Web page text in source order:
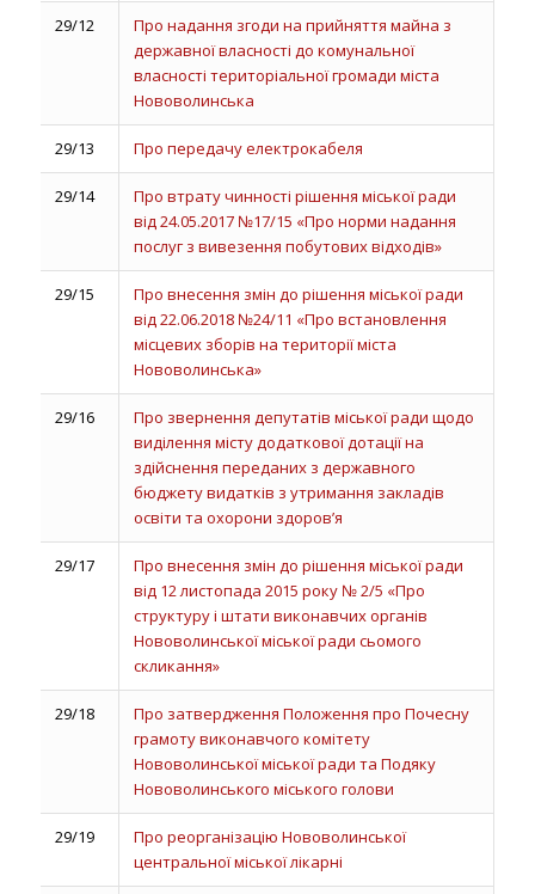
29/12
Про надання згоди на прийняття майна з
державної власності до комунальної
власності територіальної громади міста
Нововолинська
29/13 Про передачу електрокабеля
29/14
Про втрату чинності рішення міської ради
від 24.05.2017 №17/15 «Про норми надання
послуг з вивезення побутових відходів»
29/15
Про внесення змін до рішення міської ради
від 22.06.2018 №24/11 «Про встановлення
місцевих зборів на території міста
Нововолинська»
29/16
Про звернення депутатів міської ради щодо
виділення місту додаткової дотації на
здійснення переданих з державного
бюджету видатків з утримання закладів
освіти та охорони здоров’я
29/17
Про внесення змін до рішення міської ради
від 12 листопада 2015 року № 2/5 «Про
структуру і штати виконавчих органів
Нововолинської міської ради сьомого
скликання»
29/18
Про затвердження Положення про Почесну
грамоту виконавчого комітету
Нововолинської міської ради та Подяку
Нововолинського міського голови
29/19
Про реорганізацію Нововолинської
центральної міської лікарні